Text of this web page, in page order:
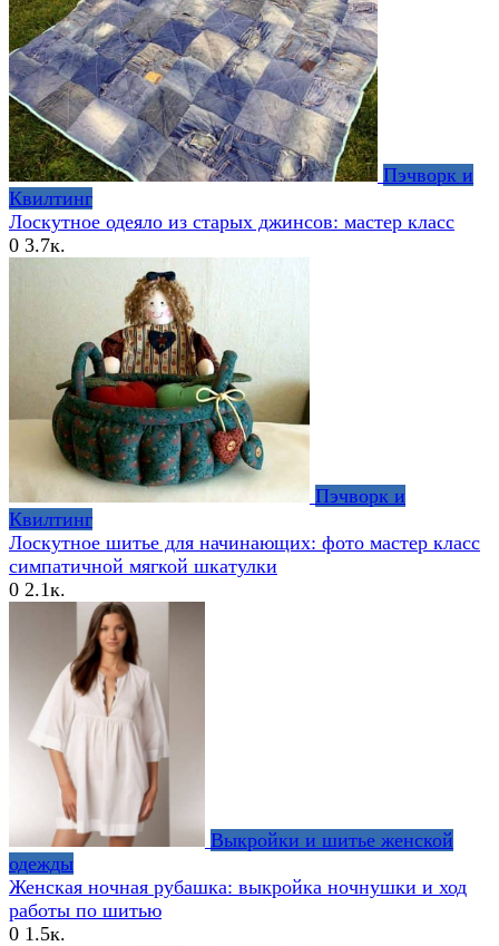
Пэчворк и
Квилтинг
Лоскутное одеяло из старых джинсов: мастер класс
0 3.7к.
Пэчворк и
Квилтинг
Лоскутное шитье для начинающих: фото мастер класс
симпатичной мягкой шкатулки
0 2.1к.
Выкройки и шитье женской
одежды
Женская ночная рубашка: выкройка ночнушки и ход
работы по шитью
0 1.5к.